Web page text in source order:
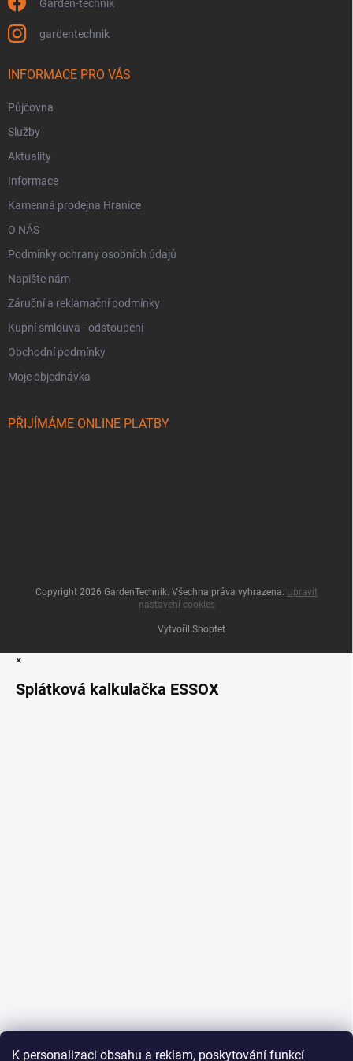
K personalizaci obsahu a reklam, poskytování funkcí
Garden-technik
gardentechnik
INFORMACE PRO VÁS
Půjčovna
Služby
Aktuality
Informace
Kamenná prodejna Hranice
O NÁS
Podmínky ochrany osobních údajů
Napište nám
Záruční a reklamační podmínky
Kupní smlouva - odstoupení
Obchodní podmínky
Moje objednávka
PŘIJÍMÁME ONLINE PLATBY
Vytvořil Shoptet
Copyright 2026 GardenTechnik . Všechna práva vyhrazena. Upravit
nastavení cookies
×
Splátková kalkulačka ESSOX